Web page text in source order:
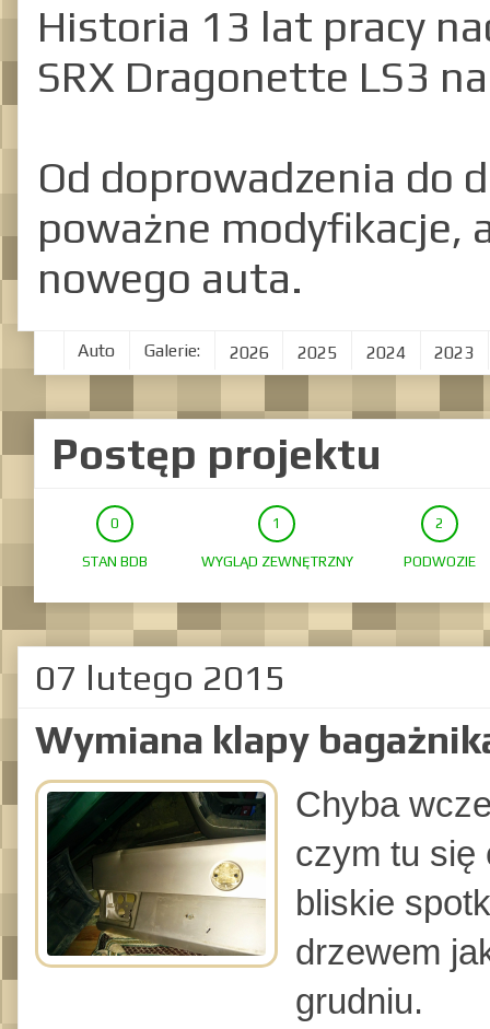
Historia 13 lat pracy
SRX Dragonette LS3
Od doprowadzenia do
poważne modyfikacje,
nowego auta.
Auto Galerie: 2026 2025 2024 2023
Postęp projektu
STAN BDB WYGLĄD ZEWNĘTRZNY PODWOZIE
07 lutego 2015
Wymiana klapy
Chyba
czym tu się
bliskie
drzewem
grudniu.